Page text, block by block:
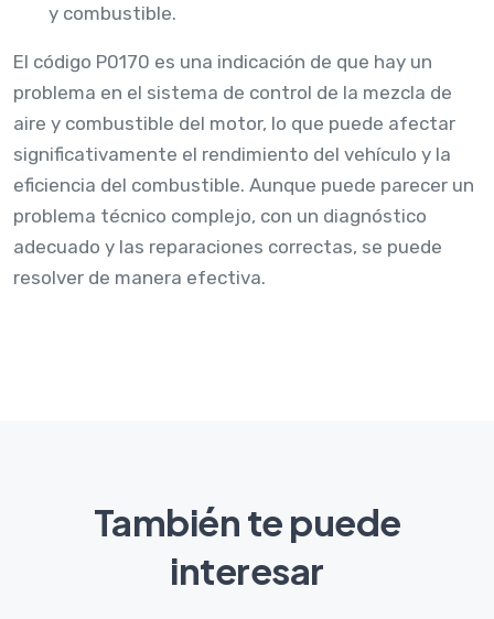
y combustible.
El código P0170 es una indicación de que hay un
problema en el sistema de control de la mezcla de
aire y combustible del motor, lo que puede afectar
significativamente el rendimiento del vehículo y la
eficiencia del combustible. Aunque puede parecer un
problema técnico complejo, con un diagnóstico
adecuado y las reparaciones correctas, se puede
resolver de manera efectiva.
También te puede
interesar